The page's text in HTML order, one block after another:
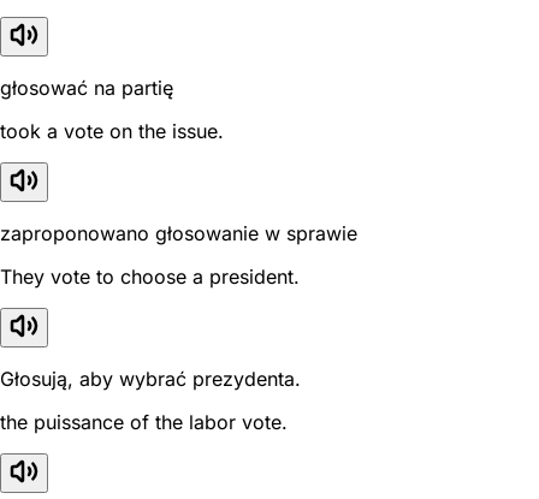
głosować na partię
took a vote on the issue.
zaproponowano głosowanie w sprawie
They vote to choose a president.
Głosują, aby wybrać prezydenta.
the puissance of the labor vote.